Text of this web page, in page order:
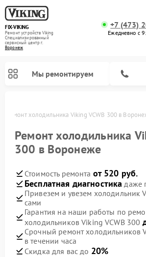
FIX-VIKING
Ремонт устройств Viking
Специализированный
cервисный центр г.
Воронеж
+7 (473)
Ежедневно с
Мы ремонтируем
Ремонт холодильника Viking VCWB 300 в
Ремонт холодильника
300 в Воронеже
Стоимость ремонта от 520 руб.
Бесплатная диагностика даже
Привезем и увезем холодильник
сами
Гарантия на наши работы по
холодильников Viking VCWB 300
Срочный ремонт холодильников
в течении часа
Скидка для вас до 20%